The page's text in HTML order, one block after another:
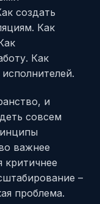
создать
Как
Как
и
совсем
важнее
критичнее
–
проблема.